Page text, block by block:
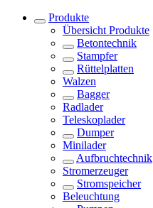
Produkte
Übersicht Produkte
Betontechnik
Stampfer
Rüttelplatten
Walzen
Bagger
Radlader
Teleskoplader
Dumper
Minilader
Aufbruchtechnik
Stromerzeuger
Stromspeicher
Beleuchtung